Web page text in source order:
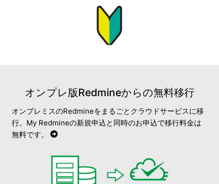
オンプレ版Redmineからの無料移行
オンプレミスのRedmineをまるごとクラウドサービスに移
行。My Redmineの新規申込と同時のお申込で移行料金は
無料です。